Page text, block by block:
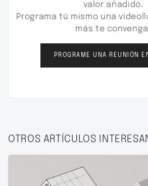
valor añadido.
Programa tú mismo una
más te
PROGRAME UNA REUNIÓN
OTROS ARTÍCULOS